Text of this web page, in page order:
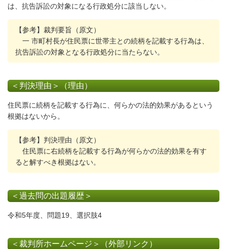
は、抗告訴訟の対象になる行政処分に該当しない。
【参考】裁判要旨（原文）
一 市町村長が住民票に世帯主との続柄を記載する行為は、
抗告訴訟の対象となる行政処分に当たらない。
＜判決理由＞（理由）
住民票に続柄を記載する行為に、何らかの法的効果があるという
根拠はないから。
【参考】判決理由（原文）
住民票に右続柄を記載する行為が何らかの法的効果を有す
ると解すべき根拠はない。
＜過去問の出題履歴＞
令和5年度、問題19、選択肢4
＜裁判所ホームページ＞（外部リンク）